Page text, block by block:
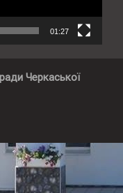
01:27
Черкаської